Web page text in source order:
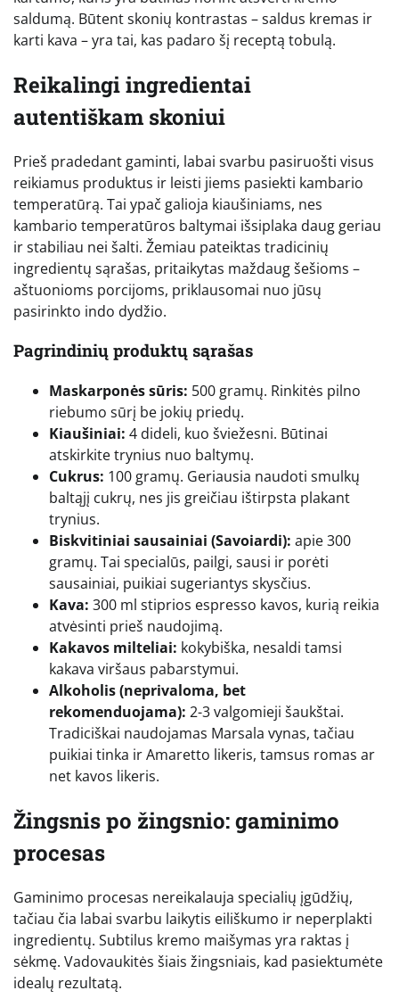
saldumą. Būtent skonių kontrastas – saldus kremas ir
karti kava – yra tai, kas padaro šį receptą tobulą.
Reikalingi ingredientai
autentiškam skoniui
Prieš pradedant gaminti, labai svarbu pasiruošti visus
reikiamus produktus ir leisti jiems pasiekti kambario
temperatūrą. Tai ypač galioja kiaušiniams, nes
kambario temperatūros baltymai išsiplaka daug geriau
ir stabiliau nei šalti. Žemiau pateiktas tradicinių
ingredientų sąrašas, pritaikytas maždaug šešioms –
aštuonioms porcijoms, priklausomai nuo jūsų
pasirinkto indo dydžio.
Pagrindinių produktų sąrašas
Maskarponės sūris: 500 gramų. Rinkitės pilno
riebumo sūrį be jokių priedų.
Kiaušiniai: 4 dideli, kuo šviežesni. Būtinai
atskirkite trynius nuo baltymų.
Cukrus: 100 gramų. Geriausia naudoti smulkų
baltąjį cukrų, nes jis greičiau ištirpsta plakant
trynius.
Biskvitiniai sausainiai (Savoiardi): apie 300
gramų. Tai specialūs, pailgi, sausi ir porėti
sausainiai, puikiai sugeriantys skysčius.
Kava: 300 ml stiprios espresso kavos, kurią reikia
atvėsinti prieš naudojimą.
Kakavos milteliai: kokybiška, nesaldi tamsi
kakava viršaus pabarstymui.
Alkoholis (neprivaloma, bet
rekomenduojama): 2-3 valgomieji šaukštai.
Tradiciškai naudojamas Marsala vynas, tačiau
puikiai tinka ir Amaretto likeris, tamsus romas ar
net kavos likeris.
Žingsnis po žingsnio: gaminimo
procesas
Gaminimo procesas nereikalauja specialių įgūdžių,
tačiau čia labai svarbu laikytis eiliškumo ir neperplakti
ingredientų. Subtilus kremo maišymas yra raktas į
sėkmę. Vadovaukitės šiais žingsniais, kad pasiektumėte
idealų rezultatą.